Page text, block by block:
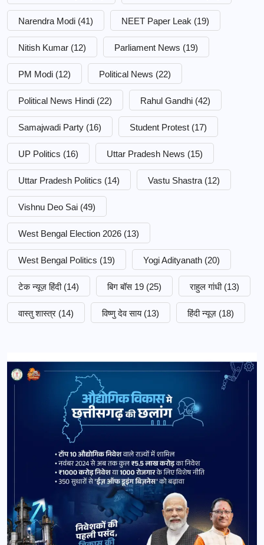
Narendra Modi (41) NEET Paper Leak (19)
Nitish Kumar (12) Parliament News (19)
PM Modi (12) Political News (22)
Political News Hindi (22) Rahul Gandhi (42)
Samajwadi Party (16) Student Protest (17)
UP Politics (16) Uttar Pradesh News (15)
Uttar Pradesh Politics (14) Vastu Shastra (12)
Vishnu Deo Sai (49)
West Bengal Election 2026 (13)
West Bengal Politics (19) Yogi Adityanath (20)
टेक न्यूज़ हिंदी (14) बिग बॉस 19 (25) राहुल गांधी (13)
वास्तु शास्त्र (14) विष्णु देव साय (13) हिंदी न्यूज़ (18)